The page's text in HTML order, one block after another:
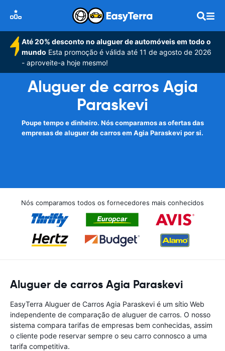
Até 20% desconto no aluguer de automóveis em todo o
mundo Esta promoção é válida até 11 de agosto de 2026
- aproveite-a hoje mesmo!
Aluguer de carros Agia
Paraskevi
Poupe tempo e dinheiro. Nós comparamos as ofertas das
empresas de aluguer de carros em Agia Paraskevi por si.
Nós comparamos todos os fornecedores mais conhecidos
Aluguer de carros Agia Paraskevi
EasyTerra Aluguer de Carros Agia Paraskevi é um sítio Web
independente de comparação de aluguer de carros. O nosso
sistema compara tarifas de empresas bem conhecidas, assim
o cliente pode reservar sempre o seu carro connosco a uma
tarifa competitiva.